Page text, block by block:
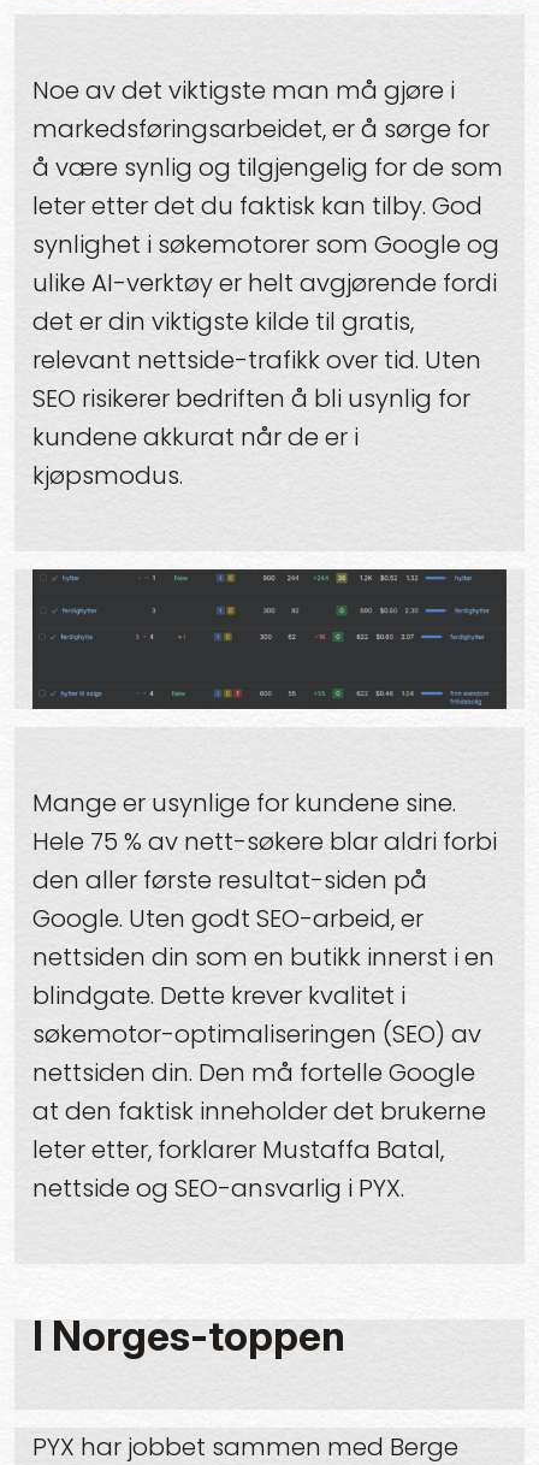
Noe av det viktigste man må gjøre i
markedsføringsarbeidet, er å sørge for
å være synlig og tilgjengelig for de som
leter etter det du faktisk kan tilby. God
synlighet i søkemotorer som Google og
ulike AI-verktøy er helt avgjørende fordi
det er din viktigste kilde til gratis,
relevant nettside-trafikk over tid. Uten
SEO risikerer bedriften å bli usynlig for
kundene akkurat når de er i
kjøpsmodus.
Mange er usynlige for kundene sine.
Hele 75 % av nett-søkere blar aldri forbi
den aller første resultat-siden på
Google. Uten godt SEO-arbeid, er
nettsiden din som en butikk innerst i en
blindgate. Dette krever kvalitet i
søkemotor-optimaliseringen (SEO) av
nettsiden din. Den må fortelle Google
at den faktisk inneholder det brukerne
leter etter, forklarer Mustaffa Batal,
nettside og SEO-ansvarlig i PYX.
I Norges-toppen
PYX har jobbet sammen med Berge